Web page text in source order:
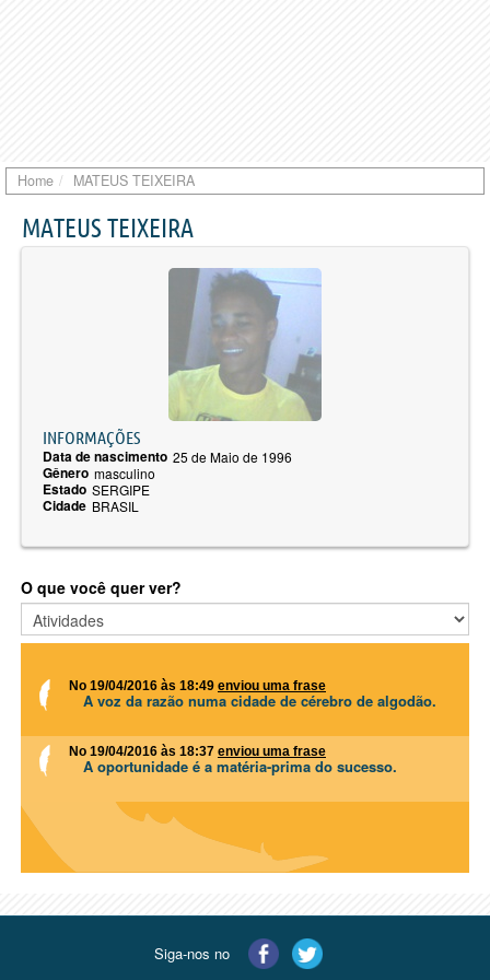
Home MATEUS TEIXEIRA
MATEUS TEIXEIRA
INFORMAÇÕES
Data de nascimento 25 de Maio de 1996
Gênero masculino
Estado SERGIPE
Cidade BRASIL
O que você quer ver?
No 19/04/2016 às 18:49 enviou uma frase
A voz da razão numa cidade de cérebro de algodão.
No 19/04/2016 às 18:37 enviou uma frase
A oportunidade é a matéria-prima do sucesso.
Siga-nos no